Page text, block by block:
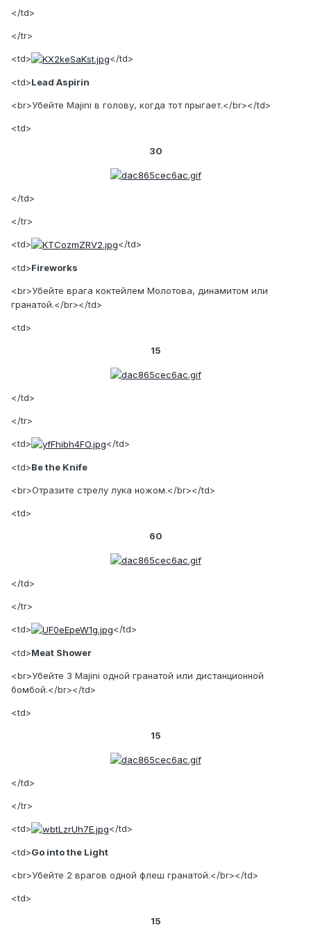
</td>
</tr>
<td> </td>
<td>Lead Aspirin
<br>Убейте Majini в голову, когда тот прыгает.</br></td>
<td>
30
</td>
</tr>
<td> </td>
<td>Fireworks
<br>Убейте врага коктейлем Молотова, динамитом или
гранатой.</br></td>
<td>
15
</td>
</tr>
<td> </td>
<td>Be the Knife
<br>Отразите стрелу лука ножом.</br></td>
<td>
60
</td>
</tr>
<td> </td>
<td>Meat Shower
<br>Убейте 3 Majini одной гранатой или дистанционной
бомбой.</br></td>
<td>
15
</td>
</tr>
<td> </td>
<td>Go into the Light
<br>Убейте 2 врагов одной флеш гранатой.</br></td>
<td>
15